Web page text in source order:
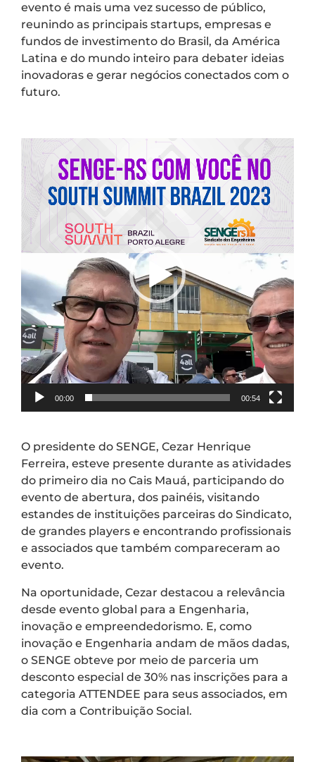
evento é mais uma vez sucesso de público,
reunindo as principais startups, empresas e
fundos de investimento do Brasil, da América
Latina e do mundo inteiro para debater ideias
inovadoras e gerar negócios conectados com o
futuro.
Tocador
vídeo
00:00 00:54
O presidente do SENGE, Cezar Henrique
Ferreira, esteve presente durante as atividades
do primeiro dia no Cais Mauá, participando do
evento de abertura, dos painéis, visitando
estandes de instituições parceiras do Sindicato,
de grandes players e encontrando profissionais
e associados que também compareceram ao
evento.
Na oportunidade, Cezar destacou a relevância
desde evento global para a Engenharia,
inovação e empreendedorismo. E, como
inovação e Engenharia andam de mãos dadas,
o SENGE obteve por meio de parceria um
desconto especial de 30% nas inscrições para a
categoria ATTENDEE para seus associados, em
dia com a Contribuição Social.